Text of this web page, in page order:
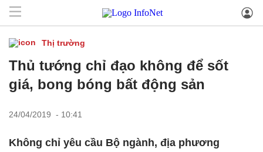
Thị trường
Thủ tướng chỉ đạo không để sốt
giá, bong bóng bất động sản
24/04/2019 - 10:41
Không chỉ yêu cầu Bộ ngành, địa phương